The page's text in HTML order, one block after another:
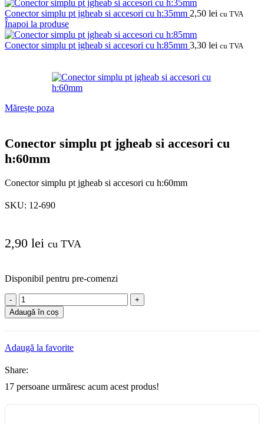
Conector simplu pt jgheab si accesori cu h:35mm 2,50 lei cu TVA
Înapoi la produse
Conector simplu pt jgheab si accesori cu h:85mm 3,30 lei cu TVA
Mărește poza
Conector simplu pt jgheab si accesori cu
h:60mm
Conector simplu pt jgheab si accesori cu h:60mm
SKU: 12-690
2,90 lei cu TVA
Disponibil pentru pre-comenzi
Cantitate
Conector
simplu
si
cu
h:60mm
Adaugă în coș
Adaugă la favorite
Share:
17 persoane urmăresc acum acest produs!